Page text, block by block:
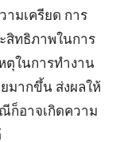
ามเครียด การ
สิทธิภาพในการ
ตุในการทำงาน
มากขึ้น ส่งผลให้
ก็อาจเกิดความ